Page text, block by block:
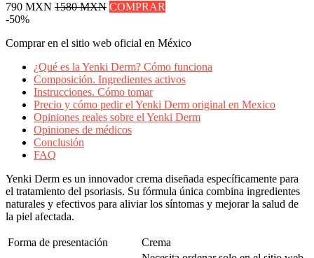
790 MXN 1580 MXN COMPRAR
-50%
Comprar en el sitio web oficial en México
¿Qué es la Yenki Derm? Cómo funciona
Composición. Ingredientes activos
Instrucciones. Cómo tomar
Precio y cómo pedir el Yenki Derm original en Mexico
Opiniones reales sobre el Yenki Derm
Opiniones de médicos
Conclusión
FAQ
Yenki Derm es un innovador crema diseñada específicamente para
el tratamiento del psoriasis. Su fórmula única combina ingredientes
naturales y efectivos para aliviar los síntomas y mejorar la salud de
la piel afectada.
Forma de presentación
Crema